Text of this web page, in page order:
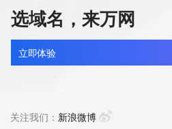
herambo.com
最近查询
选域名，来万网
立即体验
关注我们： 新浪微博